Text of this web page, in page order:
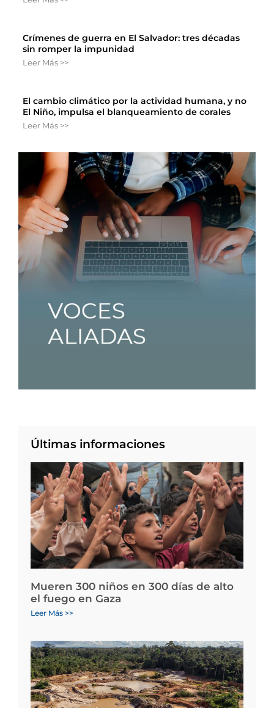
Crímenes de guerra en El Salvador: tres décadas
sin romper la impunidad
Leer Más >>
El cambio climático por la actividad humana, y no
El Niño, impulsa el blanqueamiento de corales
Leer Más >>
Últimas informaciones
Mueren 300 niños en 300 días de alto
el fuego en Gaza
Leer Más >>